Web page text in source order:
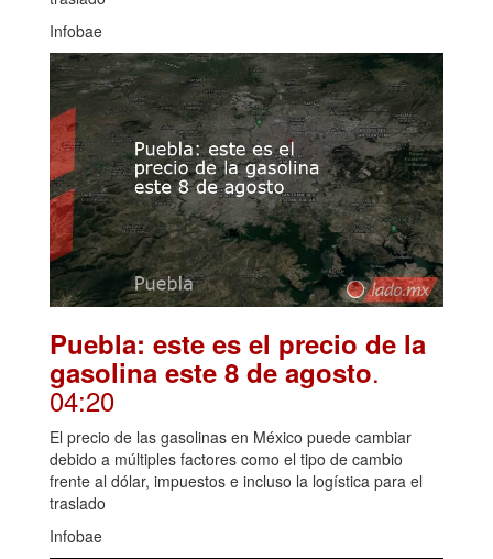
Infobae
Puebla: este es el precio de la
gasolina este 8 de agosto.
04:20
El precio de las gasolinas en México puede cambiar
debido a múltiples factores como el tipo de cambio
frente al dólar, impuestos e incluso la logística para el
traslado
Infobae